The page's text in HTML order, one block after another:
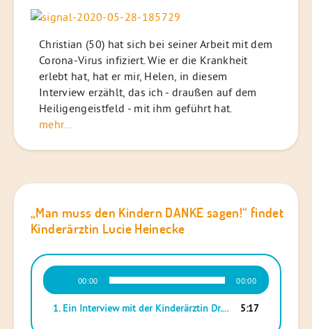
Christian (50) hat sich bei seiner Arbeit mit dem
Corona-Virus infiziert. Wie er die Krankheit
erlebt hat, hat er mir, Helen, in diesem
Interview erzählt, das ich - draußen auf dem
Heiligengeistfeld - mit ihm geführt hat.
mehr...
„Man muss den Kindern DANKE sagen!“ findet
Kinderärztin Lucie Heinecke
Audio-
Player
00:00 00:00
1. Ein Interview mit der Kinderärztin Dr. Lucie Heinecke vom Klinikum Lüneburg 5:17